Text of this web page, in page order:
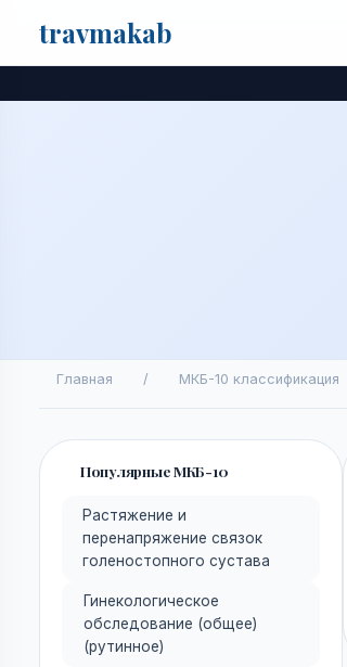
travmakab
Главная / МКБ-10 классификация
Популярные МКБ-10
Растяжение и
перенапряжение связок
голеностопного сустава
Гинекологическое
обследование (общее)
(рутинное)